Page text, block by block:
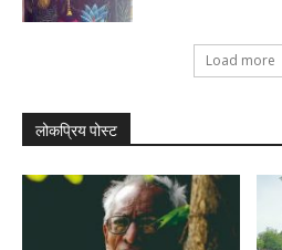
Load more
लोकप्रिय पोस्ट